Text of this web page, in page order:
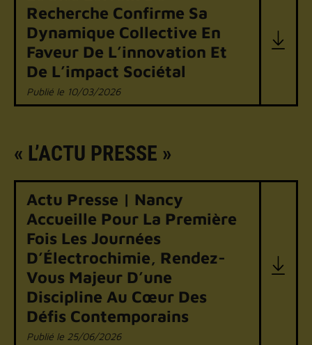
Recherche Confirme Sa
Dynamique Collective En
Faveur De L’innovation Et
De L’impact Sociétal
10/03/2026
« L’ACTU PRESSE »
Actu Presse | Nancy
Accueille Pour La Première
Fois Les Journées
D’Électrochimie, Rendez-
Vous Majeur D’une
Discipline Au Cœur Des
Défis Contemporains
25/06/2026